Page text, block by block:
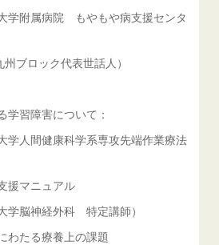
学附属病院 もやもや病支援センタ
ブロック代表世話人）
学習障害について：
学人間健康科学系専攻先端作業療法
援マニュアル
学脳神経外科 特定講師）
わたる療養上の課題